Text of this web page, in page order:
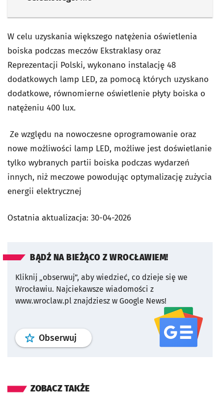
W celu uzyskania większego natężenia oświetlenia
boiska podczas meczów Ekstraklasy oraz
Reprezentacji Polski, wykonano instalację 48
dodatkowych lamp LED, za pomocą których uzyskano
dodatkowe, równomierne oświetlenie płyty boiska o
natężeniu 400 lux.
Ze względu na nowoczesne oprogramowanie oraz
nowe możliwości lamp LED, możliwe jest doświetlanie
tylko wybranych partii boiska podczas wydarzeń
innych, niż meczowe powodując optymalizację zużycia
energii elektrycznej
Ostatnia aktualizacja: 30-04-2026
BĄDŹ NA BIEŻĄCO Z WROCŁAWIEM!
Kliknij „obserwuj”, aby wiedzieć, co dzieje się we
Wrocławiu. Najciekawsze wiadomości z
www.wroclaw.pl znajdziesz w Google News!
Obserwuj profil serwisu
ZOBACZ TAKŻE